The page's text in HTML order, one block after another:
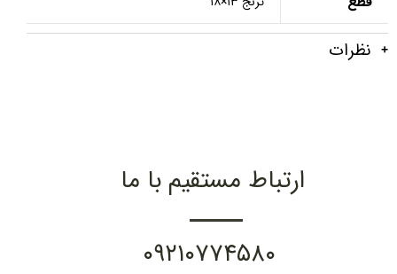
نظرات
ارتباط مستقیم با ما
۰۹۲۱۰۷۷۴۵۸۰